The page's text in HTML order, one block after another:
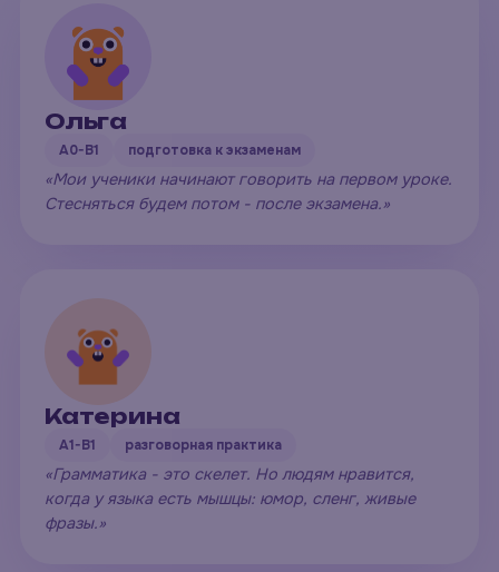
Ольга
A0-B1 подготовка к экзаменам
«Мои ученики начинают говорить на первом уроке.
Стесняться будем потом - после экзамена.»
Катерина
A1-B1 разговорная практика
«Грамматика - это скелет. Но людям нравится,
когда у языка есть мышцы: юмор, сленг, живые
фразы.»